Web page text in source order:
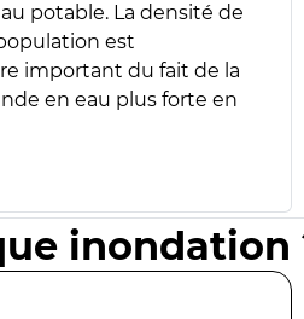
potable. La densité de
est
important du fait de la
en eau plus forte en
inondation